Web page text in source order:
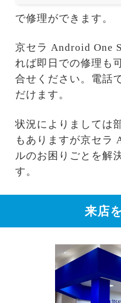
で修理ができます。
京セラ Android One
れば即日での修理も
合せください。電話
だけます。
状況によりましては
もありますが京セラ
ルのお困りごとを解
す。
来店